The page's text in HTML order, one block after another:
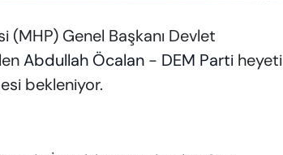
Genel Başkanı Devlet
Abdullah Öcalan- DEM Partiheyeti
bekleniyor.